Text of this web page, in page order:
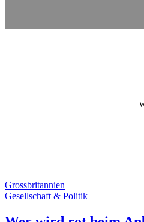
Grossbritannien
Gesellschaft & Politik